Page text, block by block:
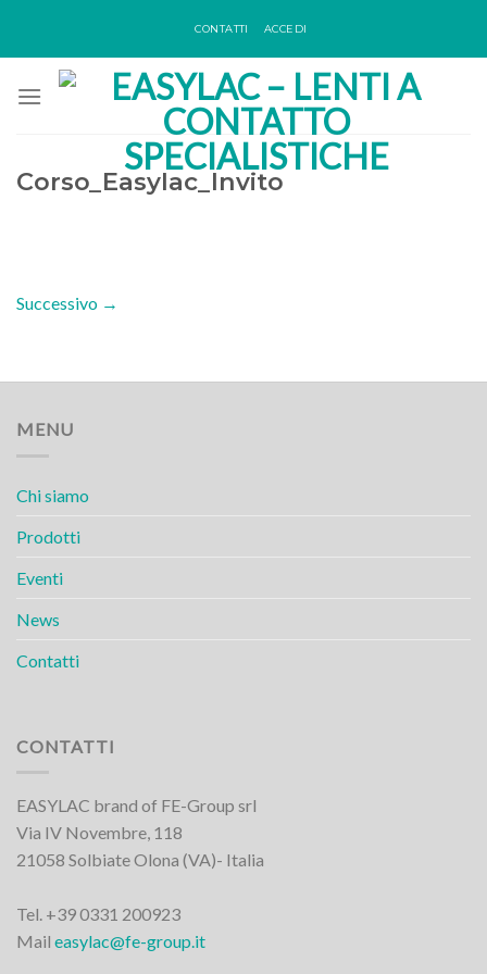
CONTATTI ACCEDI
Corso_Easylac_Invito
Successivo →
MENU
Chi siamo
Prodotti
Eventi
News
Contatti
CONTATTI
EASYLAC brand of FE-Group srl
Via IV Novembre, 118
21058 Solbiate Olona (VA)- Italia
Tel. +39 0331 200923
Mail easylac@fe-group.it